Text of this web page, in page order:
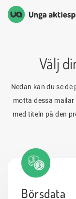
Unga Aktiesparare
Välj
Nedan kan du se
motta dessa
med titeln på den
Börsdata